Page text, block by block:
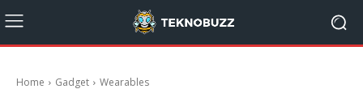
Home Gadget Wearables